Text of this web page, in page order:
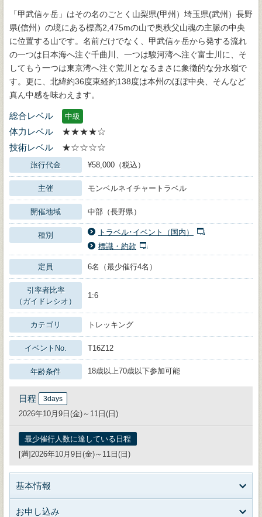
「甲武信ヶ岳」はその名のごとく山梨県(甲州）埼玉県(武州）長野
県(信州）の境にある標高2,475mの山で奥秩父山魂の主脈の中央
に位置する山です。名前だけでなく、甲武信ヶ岳から発する流れ
の一つは日本海へ注ぐ千曲川、一つは駿河湾へ注ぐ富士川に、そ
してもう一つは東京湾へ注ぐ荒川となるまさに象徴的な分水嶺で
す。更に、北緯約36度東経約138度は本州のほぼ中央、そんなど
真ん中感を味わえます。
総合レベル 中級
体力レベル
★★★★☆
技術レベル
★☆☆☆☆
旅行代金 ¥58,000（税込）
主催 モンベルネイチャートラベル
開催地域 中部（長野県）
種別
トラベル･イベント（国内）
標識・約款
定員 6名（最少催行4名）
引率者比率
（ガイドレシオ）
1:6
カテゴリ トレッキング
イベントNo. T16Z12
年齢条件 18歳以上70歳以下参加可能
日程 3days
2026年10月9日(金)～11日(日)
最少催行人数に達している日程
[満]2026年10月9日(金)～11日(日)
基本情報
お申し込み